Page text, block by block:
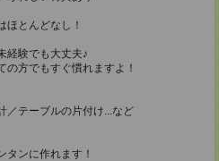
ほとんどなし！
経験でも大丈夫♪
方でもすぐ慣れますよ！
／テーブルの片付け...など
タンに作れます！